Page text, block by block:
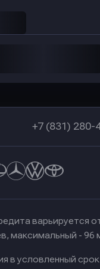
+7 (831) 280-
варьируется
максимальный - 96
в условленный